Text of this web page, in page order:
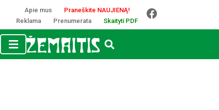
Apie mus
Praneškite NAUJIENĄ!
Reklama
Prenumerata Skaityti PDF